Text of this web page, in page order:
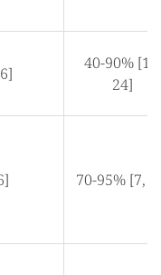
40-90% [11,
24]
70-95% [7,